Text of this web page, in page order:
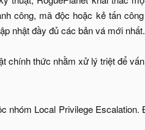
công, mã độc hoặc kẻ tấn
nhật đầy đủ các bản vá mới nhất.
chính thức nhằm xử lý triệt để
nhóm Local Privilege